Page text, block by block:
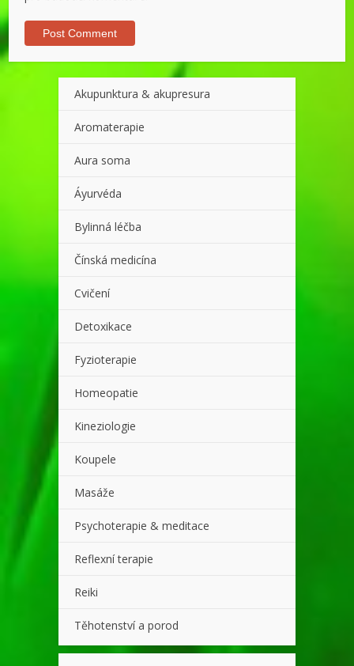
Akupunktura & akupresura
Aromaterapie
Aura soma
Áyurvéda
Bylinná léčba
Čínská medicína
Cvičení
Detoxikace
Fyzioterapie
Homeopatie
Kineziologie
Koupele
Masáže
Psychoterapie & meditace
Reflexní terapie
Reiki
Těhotenství a porod